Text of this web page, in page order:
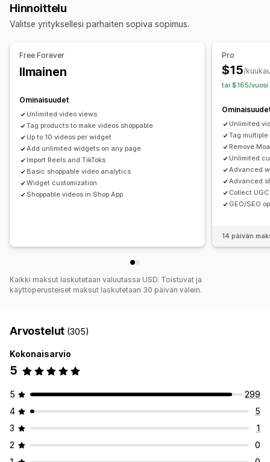
Tuotteen katselukerrat
Tykätyt tuotteet
Ostoa tarjoavat syötteet
Analytiikka
Sitoutumisen seuranta
Lisää ostoskoriin
Some-jakaminen Monikanavainen Analytiikka
Videosoitin
Ponnahdusilmoitukset
Hinnoittelu
Valitse yrityksellesi parhaiten sopiva sopimus.
Free Forever
Ilmainen
Ominaisuudet
Unlimited video views
Tag products to make videos shoppable
Up to 10 videos per widget
Add unlimited widgets on any page
Import Reels and TikToks
Basic shoppable video analytics
Widget customization
Shoppable videos in Shop App
Pro
$15/
tai $165/vuosi
Unlimited
Tag
Remove
Unlimited
Advanced
Advanced
Collect
GEO/SEO
14 päivän
Kaikki maksut laskutetaan valuutassa USD. Toistuvat ja
käyttöperusteiset maksut laskutetaan 30 päivän välein.
Arvostelut (305)
Kokonaisarvio
5
5
299
4
5
3
1
2
0